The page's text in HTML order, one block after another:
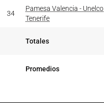
34
Pamesa Valencia - Unelco
Tenerife
Totales
Promedios